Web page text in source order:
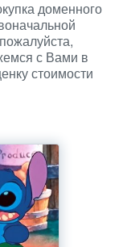
доменного
с Вами в
стоимости